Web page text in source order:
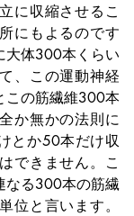
に収縮させるこ
にもよるのです
大体300本くらい
、この運動神経
この筋繊維300本
か無かの法則に
とか50本だけ収
できません。こ
なる300本の筋繊
位と言います。